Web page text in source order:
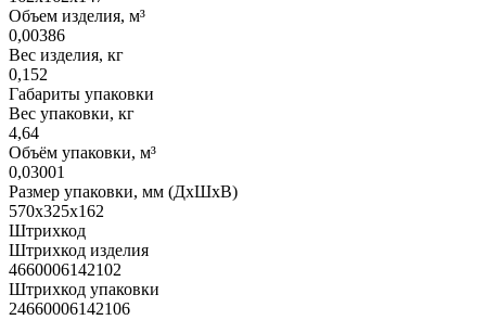
Объем изделия, м³
0,00386
Вес изделия, кг
0,152
Габариты упаковки
Вес упаковки, кг
4,64
Объём упаковки, м³
0,03001
Размер упаковки, мм (ДхШхВ)
570х325х162
Штрихкод
Штрихкод изделия
4660006142102
Штрихкод упаковки
24660006142106